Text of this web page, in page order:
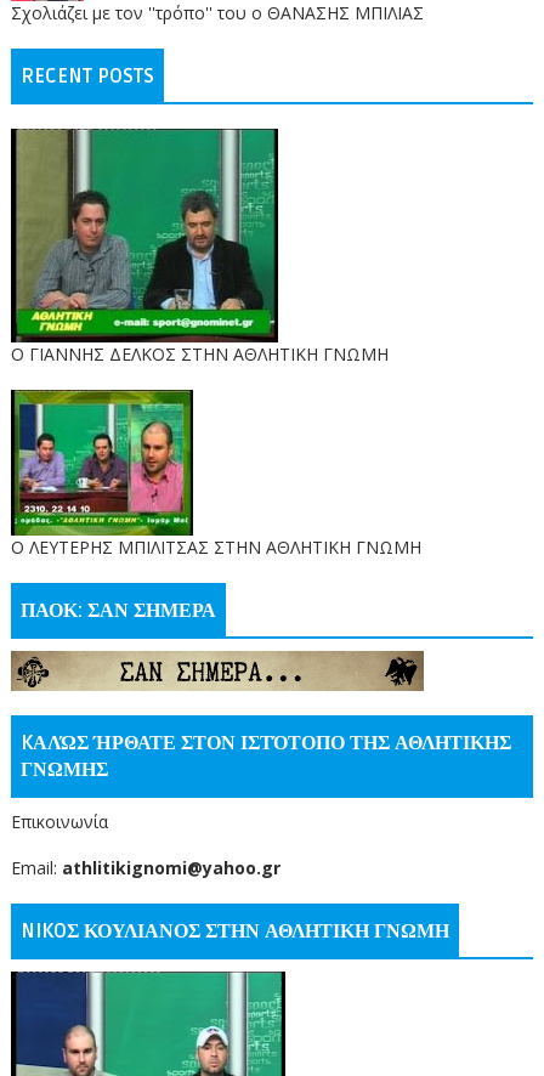
Σχολιάζει με τον ''τρόπο'' του ο ΘΑΝΑΣΗΣ ΜΠΙΛΙΑΣ
RECENT POSTS
Ο ΓΙΑΝΝΗΣ ΔΕΛΚΟΣ ΣΤΗΝ ΑΘΛΗΤΙΚΗ ΓΝΩΜΗ
O ΛΕΥΤΕΡΗΣ ΜΠΙΛΙΤΣΑΣ ΣΤΗΝ ΑΘΛΗΤΙΚΗ ΓΝΩΜΗ
ΠΑΟΚ: ΣΑΝ ΣΗΜΕΡΑ
KΑΛΏΣ ΉΡΘΑΤΕ ΣΤΟΝ ΙΣΤΌΤΟΠΟ ΤΗΣ ΑΘΛΗΤΙΚΗΣ
ΓΝΩΜΗΣ
Επικοινωνία
Email: athlitikignomi@yahoo.gr
NIKOΣ ΚΟΥΛΙΑΝΟΣ ΣΤΗΝ ΑΘΛΗΤΙΚΗ ΓΝΩΜΗ